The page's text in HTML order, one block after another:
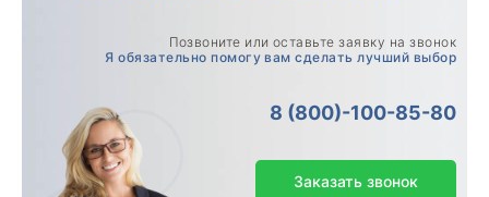
Позвоните или оставьте заявку на звонок
Я обязательно помогу вам сделать лучший выбор
8 (800)-100-85-80
Заказать звонок